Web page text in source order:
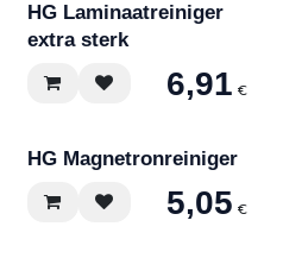
HG Laminaatreiniger
extra sterk
6,91 €
HG Magnetronreiniger
5,05 €